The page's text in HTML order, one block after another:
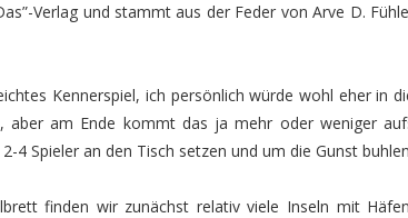
Verlag und stammt aus der Feder von Arve D.
Kennerspiel, ich persönlich würde wohl eher in
aber am Ende kommt das ja mehr oder weniger
4 Spieler an den Tisch setzen und um die Gunst
finden wir zunächst relativ viele Inseln mit